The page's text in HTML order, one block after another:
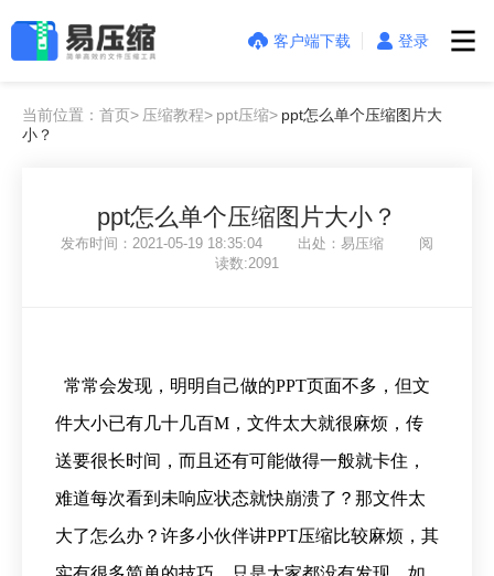
客户端下载 登录
当前位置：首页> 压缩教程> ppt压缩> ppt怎么单个压缩图片大
小？
ppt怎么单个压缩图片大小？
发布时间：2021-05-19 18:35:04 出处：易压缩 阅
读数:2091
常常会发现，明明自己做的PPT页面不多，但文
件大小已有几十几百M，文件太大就很麻烦，传
送要很长时间，而且还有可能做得一般就卡住，
难道每次看到未响应状态就快崩溃了？那文件太
大了怎么办？许多小伙伴讲PPT压缩比较麻烦，其